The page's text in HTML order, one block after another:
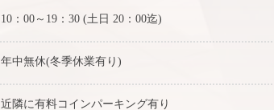
10：00～19：30 (土日 20：00迄)
年中無休(冬季休業有り)
近隣に有料コインパーキング有り